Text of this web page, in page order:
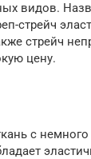
видов.
стрейч
стрейч
цену.
с